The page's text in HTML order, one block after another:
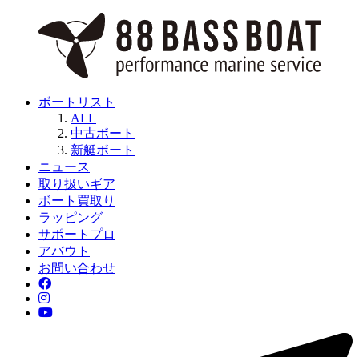
ボートリスト
ALL
中古ボート
新艇ボート
ニュース
取り扱いギア
ボート買取り
ラッピング
サポートプロ
アバウト
お問い合わせ